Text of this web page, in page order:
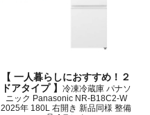
【 一人暮らしにおすすめ！２
ドアタイプ 】 冷凍冷蔵庫 パナソ
ニック Panasonic NR-B18C2-W
2025年 180L 右開き 新品同様 整備